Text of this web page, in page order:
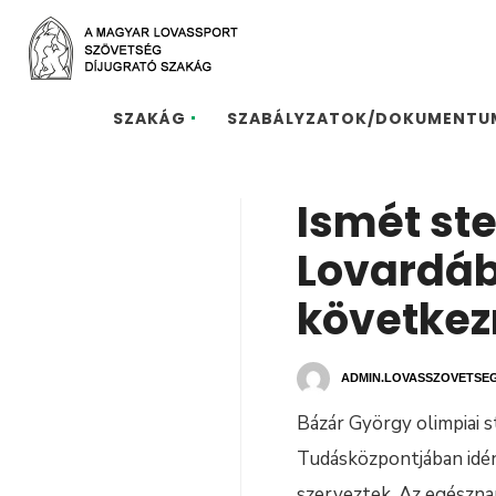
SZAKÁG SZABÁLYZATOK/
Ismét
Bázár György olimpiai
Tudásközpontjában